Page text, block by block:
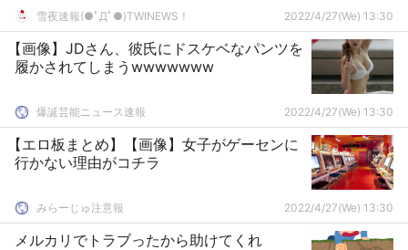
雪夜速報(●ﾟДﾟ●)TWINEWS！ 2022/4/27(We) 13:30
【画像】JDさん、彼氏にドスケベなパンツを
履かされてしまうwwwwwww
爆誕芸能ニュース速報 2022/4/27(We) 13:30
【エロ板まとめ】【画像】女子がゲーセンに
行かない理由がコチラ
みらーじゅ注意報 2022/4/27(We) 13:30
メルカリでトラブったから助けてくれ